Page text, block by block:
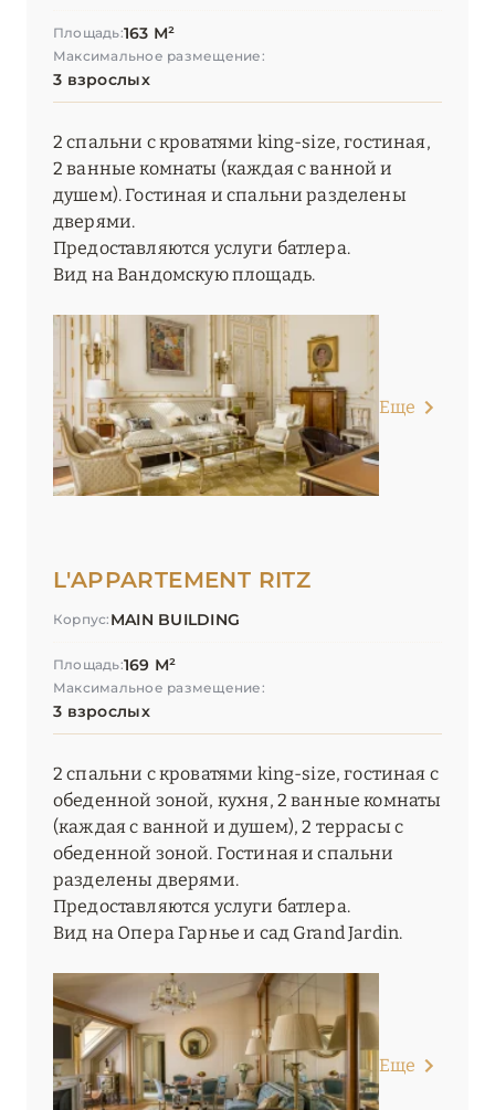
Площадь:163 М²
Максимальное размещение:
3 взрослых
2 спальни с кроватями king-size, гостиная,
2 ванные комнаты (каждая с ванной и
душем). Гостиная и спальни разделены
дверями.
Предоставляются услуги батлера.
Вид на Вандомскую площадь.
Еще
L'APPARTEMENT RITZ
Корпус: MAIN BUILDING
Площадь:169 М²
Максимальное размещение:
3 взрослых
2 спальни с кроватями king-size, гостиная с
обеденной зоной, кухня, 2 ванные комнаты
(каждая с ванной и душем), 2 террасы с
обеденной зоной. Гостиная и спальни
разделены дверями.
Предоставляются услуги батлера.
Вид на Опера Гарнье и сад Grand Jardin.
Еще